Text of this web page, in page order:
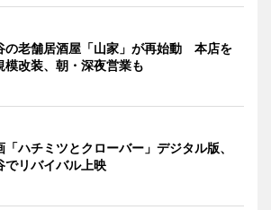
の老舗居酒屋「山家」が再始動 本店を
模改装、朝・深夜営業も
「ハチミツとクローバー」デジタル版、
でリバイバル上映